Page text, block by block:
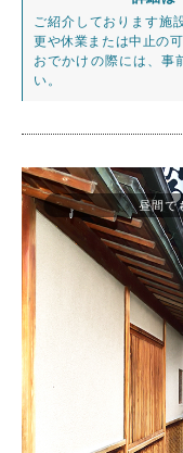
ご紹介しております施
更や休業または中止の
おでかけの際には、事
い。
昼間で